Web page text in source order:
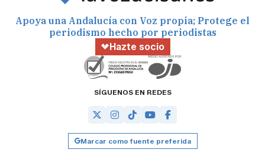
Apoya una Andalucía con Voz propia; Protege el
periodismo hecho por periodistas
Hazte socio
SÍGUENOS EN REDES
Marcar como fuente preferida